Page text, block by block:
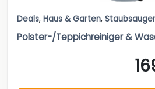
Deals, Haus & Garten, Staubsauger
Polster-/Teppichreiniger &